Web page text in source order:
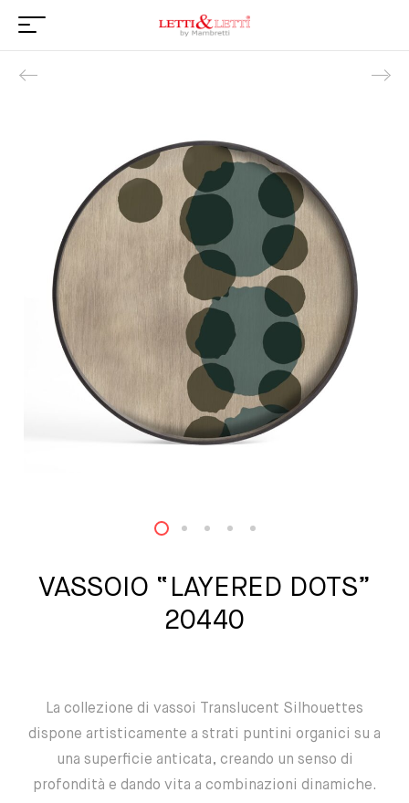
Product navigation
VASSOIO “LAYERED DOTS”
20440
La collezione di vassoi Translucent Silhouettes
dispone artisticamente a strati puntini organici su a
una superficie anticata, creando un senso di
profondità e dando vita a combinazioni dinamiche.